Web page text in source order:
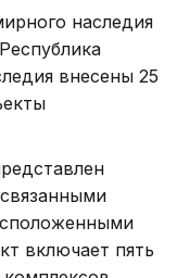
наследия
внесены 25
включает пять